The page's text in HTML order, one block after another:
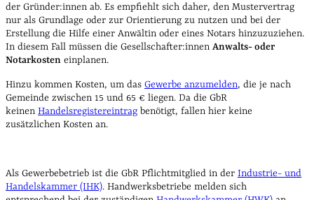
der Gründer:innen ab. Es empfiehlt sich daher, den Mustervertrag
nur als Grundlage oder zur Orientierung zu nutzen und bei der
Erstellung die Hilfe einer Anwältin oder eines Notars hinzuzuziehen.
In diesem Fall müssen die Gesellschafter:innen Anwalts- oder
Notarkosten einplanen.
Hinzu kommen Kosten, um das Gewerbe anzumelden, die je nach
Gemeinde zwischen 15 und 65 € liegen. Da die GbR
keinen Handelsregistereintrag benötigt, fallen hier keine
zusätzlichen Kosten an.
Als Gewerbebetrieb ist die GbR Pflichtmitglied in der Industrie- und
Handelskammer (IHK). Handwerksbetriebe melden sich